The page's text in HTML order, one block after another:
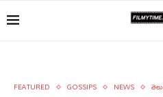
FEATURED GOSSIPS NEWS